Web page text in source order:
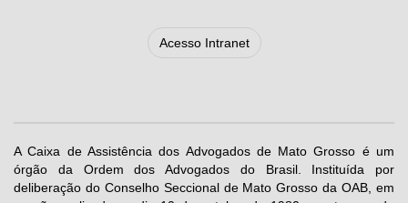
Acesso Intranet
A Caixa de Assistência dos Advogados de Mato Grosso é um
órgão da Ordem dos Advogados do Brasil. Instituída por
deliberação do Conselho Seccional de Mato Grosso da OAB, em